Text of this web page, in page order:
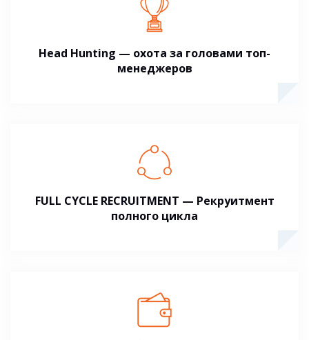
Head Hunting — охота за головами топ-
менеджеров
FULL CYCLE RECRUITMENT — Рекруитмент
полного цикла